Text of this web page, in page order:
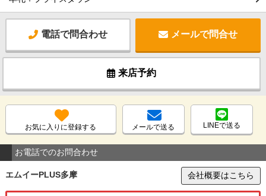
電話で問合わせ メールで問合せ
来店予約
お気に入りに登録する メールで送る LINEで送る
お電話でのお問合わせ
エムイーPLUS多摩 会社概要はこちら